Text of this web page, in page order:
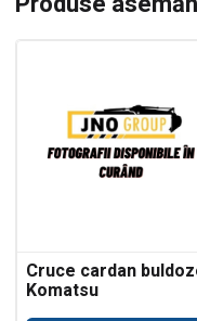
Cruce cardan
Komatsu